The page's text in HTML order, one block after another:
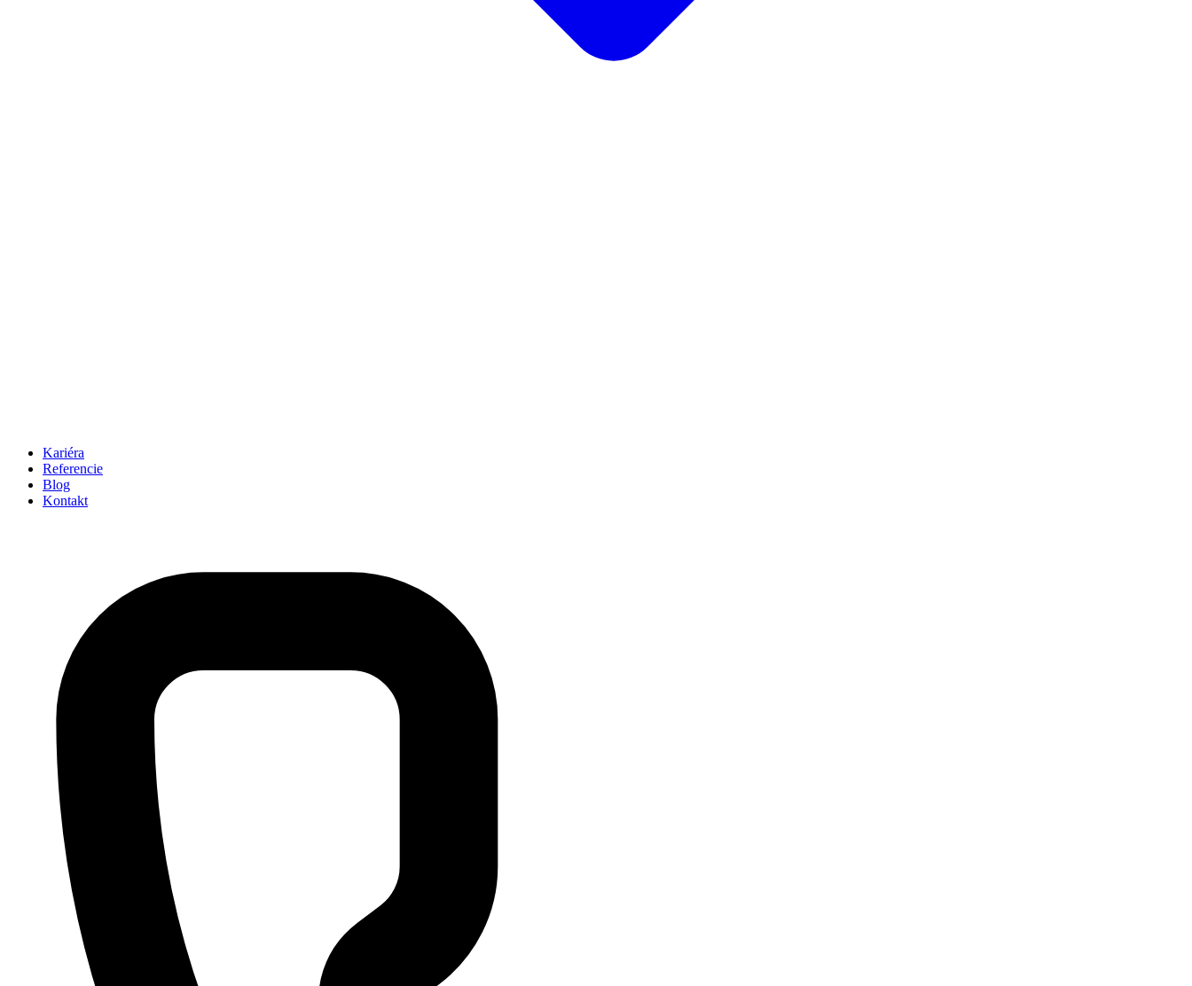
Kariéra
Referencie
Blog
Kontakt